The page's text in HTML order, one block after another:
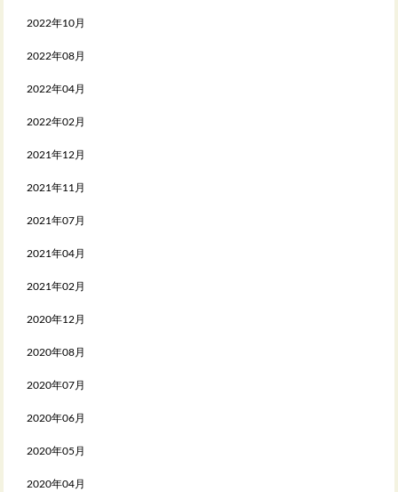
2022年10月
2022年08月
2022年04月
2022年02月
2021年12月
2021年11月
2021年07月
2021年04月
2021年02月
2020年12月
2020年08月
2020年07月
2020年06月
2020年05月
2020年04月